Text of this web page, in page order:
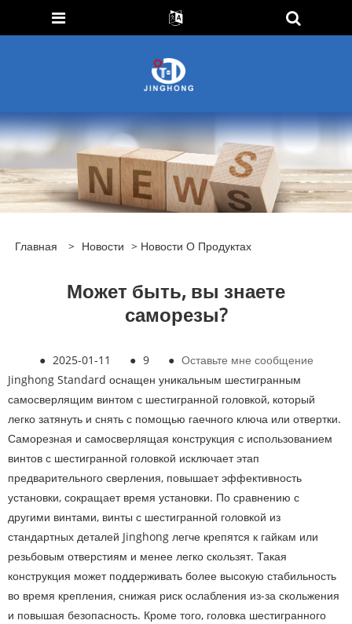
Главная > Новости > Новости О Продуктах
Может быть, вы знаете
саморезы?
● 2025-01-11 ● 9 ● Оставьте мне сообщение
Jinghong Standard оснащен уникальным шестигранным
самосверлящим винтом с шестигранной головкой, который
легко затянуть и снять с помощью гаечного ключа или отвертки.
Саморезная и самосверлящая конструкция с использованием
винтов с шестигранной головкой исключает этап
предварительного сверления, повышает эффективность
установки, сокращает время установки. По сравнению с
другими винтами, винты с шестигранной головкой из
стандартных деталей Jinghong легче крепятся к гайкам или
резьбовым отверстиям и менее легко скользят. Такая
конструкция может поддерживать более высокую стабильность
во время крепления, снижая риск ослабления из-за скольжения
и повышая безопасность. Кроме того, головка шестигранного